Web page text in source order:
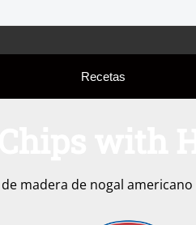
Recetas
madera de nogal americano